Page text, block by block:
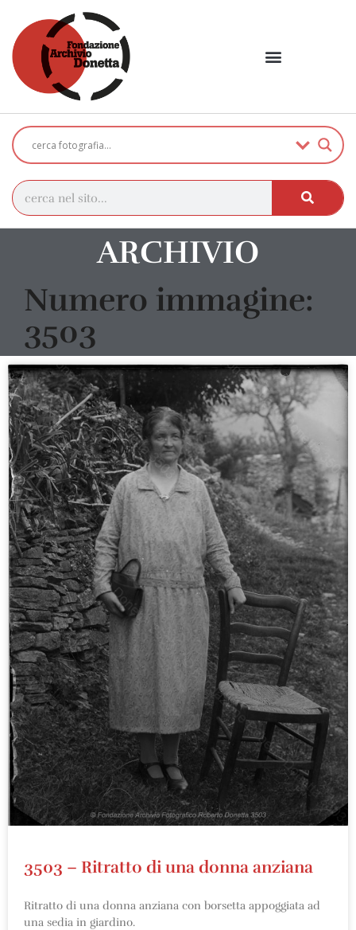
ARCHIVIO
Numero immagine:
3503
3503 – Ritratto di una donna anziana
Ritratto di una donna anziana con borsetta appoggiata ad
una sedia in giardino.